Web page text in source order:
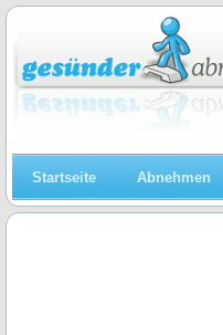
Startseite Abnehmen